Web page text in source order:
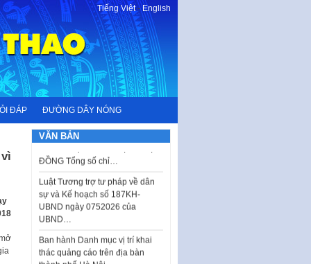
Tiếng Việt-English
ĐÁP ĐƯỜNG DÂY NÓNG
VĂN BẢN
I. CHỈ TIÊU VÀ VỊ TRÍ VIỆC LÀM
TUYỂN DỤNG LAO ĐỘNG HỢP
ĐỒNG Tổng số chỉ…
sự và Kế hoạch số 187KH-
UBND…
Ban hành Danh mục vị trí khai
thác quảng cáo trên địa bàn
Kế hoạch Tổ chức Cuộc thi